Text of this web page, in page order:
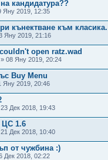
кандидатура??
Яну 2019, 12:35
кънектване към класика.
Яну 2019, 21:16
open ratz.wad
» 08 Яну 2019, 20:24
Buy Menu
Яну 2019, 20:46
Дек 2018, 19:43
ЦС 1.6
Дек 2018, 10:40
от чужбина :)
Дек 2018, 02:22